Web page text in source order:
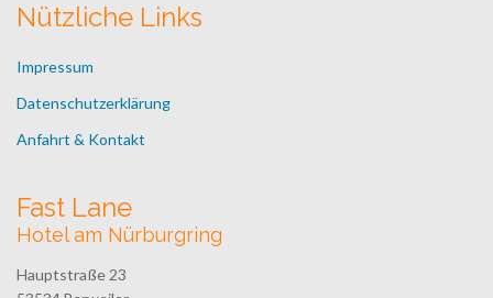
Nützliche Links
Impressum
Datenschutzerklärung
Anfahrt & Kontakt
Fast Lane
Hotel am Nürburgring
Hauptstraße 23